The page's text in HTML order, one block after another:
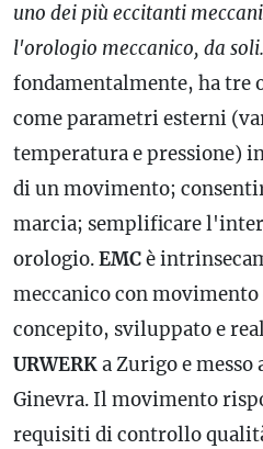
uno dei più eccitanti
l'orologio meccanico, da
fondamentalmente, ha
come parametri esterni
temperatura e pressione)
di un movimento;
marcia; semplificare
orologio.EMCè
meccanico con
concepito, sviluppato e
URWERKa Zurigo e messo
Ginevra. Il movimento
requisiti di controllo